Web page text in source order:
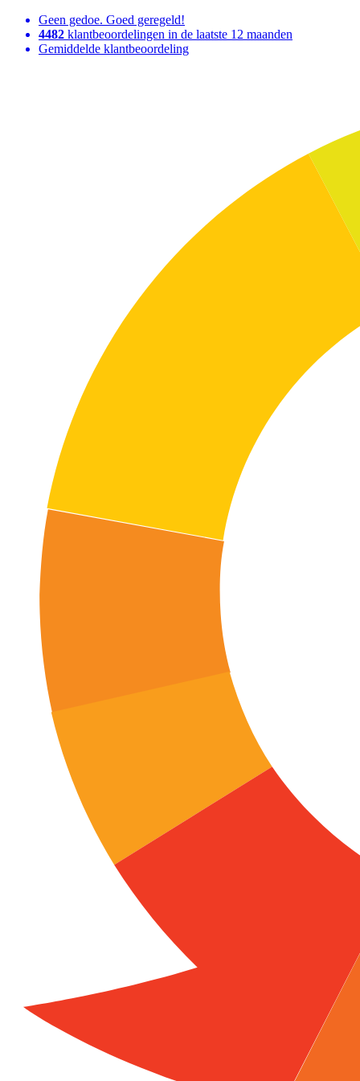
Geen gedoe. Goed geregeld!
4482 klantbeoordelingen in de laatste 12 maanden
Gemiddelde klantbeoordeling